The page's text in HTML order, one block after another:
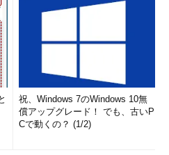
できそうな部分を復号してみよ
復号後として表記する。まずは
祝、Windows 7のWindows 10無
償アップグレード！ でも、古いP
Cで動くの？ (1/2)